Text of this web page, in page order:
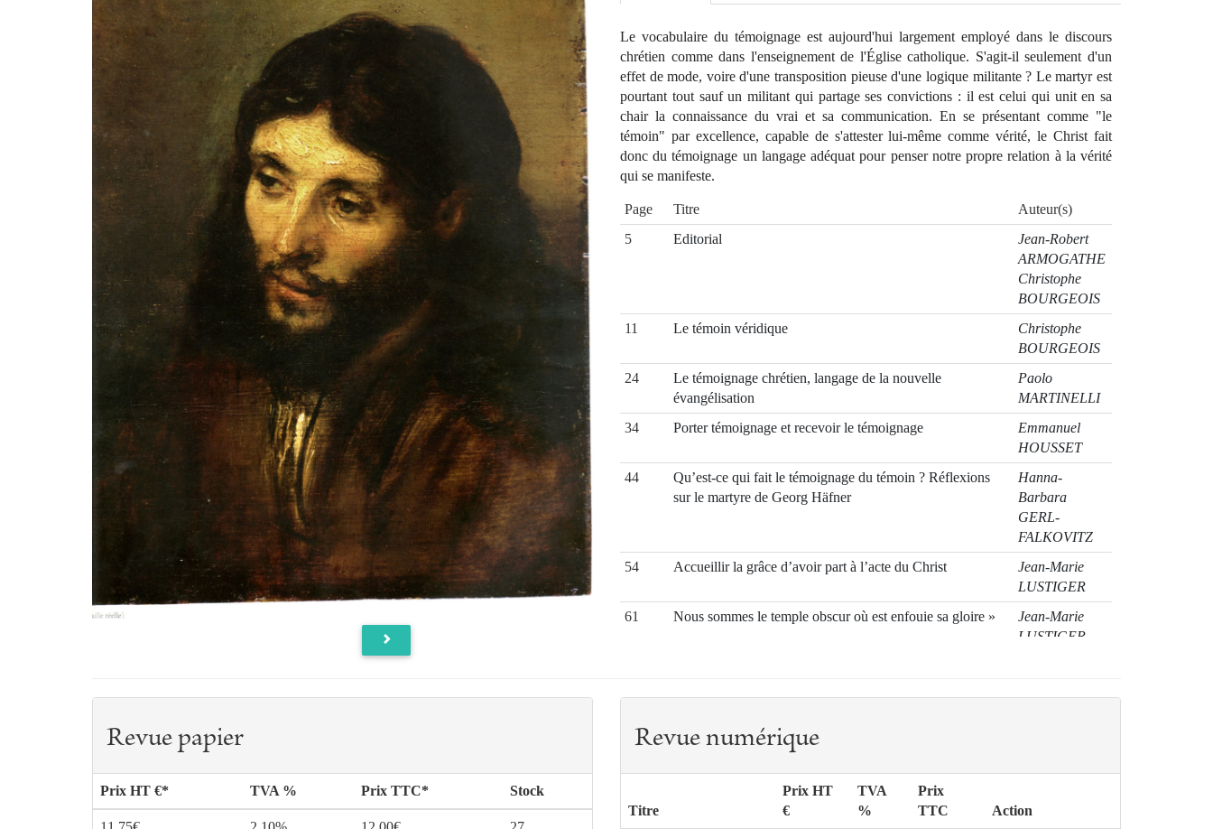
Le vocabulaire du témoignage est aujourd'hui largement employé dans le discours
chrétien comme dans l'enseignement de l'Église catholique. S'agit-il seulement d'un
effet de mode, voire d'une transposition pieuse d'une logique militante ? Le martyr est
pourtant tout sauf un militant qui partage ses convictions : il est celui qui unit en sa
chair la connaissance du vrai et sa communication. En se présentant comme "le
témoin" par excellence, capable de s'attester lui-même comme vérité, le Christ fait
donc du témoignage un langage adéquat pour penser notre propre relation à la vérité
qui se manifeste.
Page Titre
Auteur(s)
5
Editorial
Jean-Robert
ARMOGATHE
Christophe
BOURGEOIS
11
Le témoin véridique
Christophe
BOURGEOIS
24
Le témoignage chrétien, langage de la nouvelle
évangélisation
Paolo
MARTINELLI
34
Porter témoignage et recevoir le témoignage
Emmanuel
HOUSSET
44
Qu’est-ce qui fait le témoignage du témoin ? Réflexions
sur le martyre de Georg Häfner
Hanna-
Barbara
GERL-
FALKOVITZ
54
Accueillir la grâce d’avoir part à l’acte du Christ
Jean-Marie
LUSTIGER
61
Nous sommes le temple obscur où est enfouie sa gloire »
Jean-Marie
LUSTIGER
Bioéthique – défis présents et à venir
MALHERBE
Revue papier
Prix HT €* TVA % Prix TTC* Stock
Revue numérique
Titre
Prix HT
€
TVA
%
Prix
TTC
Action